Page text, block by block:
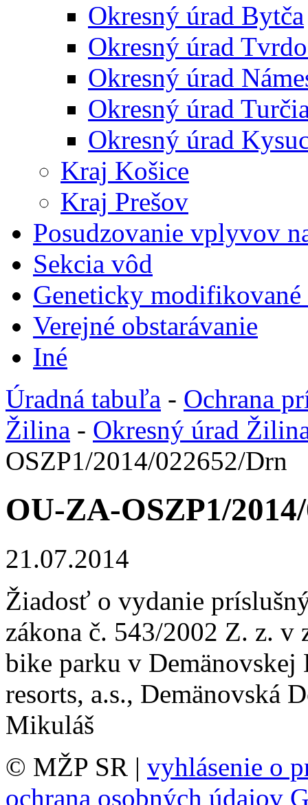
Okresný úrad Bytča
Okresný úrad
Okresný úrad
Okresný úrad
Okresný úrad
Kraj Košice
Kraj Prešov
Posudzovanie vplyvov
Sekcia vôd
Geneticky
Verejné obstarávanie
Iné
Úradná tabuľa - Ochrana
Žilina - Okresný úrad
OSZP1/2014/022652/Drn
OU-ZA-OSZP1/
21.07.2014
Žiadosť o vydanie
zákona č. 543/2002 Z. z.
bike parku v
resorts, a.s., Demänovská
Mikuláš
© MŽP SR | vyhlásenie o
ochrana osobných údajov